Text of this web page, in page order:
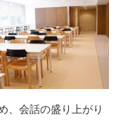
、会話の盛り上がり